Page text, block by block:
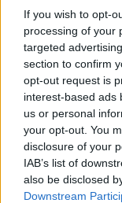
If you wish to opt-
processing of your
targeted
section to confirm
opt-out request is
interest-based ads
us or personal
your opt-out. You
disclosure of your
IAB’s list of
also be disclosed
Downstream
LOCK//IN São
Dodatkowo
niepokonani w
ponieśli dopiero
to w dużej
który pełnił rolę
istnienia dywizji
latka wygasła, a
nowego miejsca.
być głównym